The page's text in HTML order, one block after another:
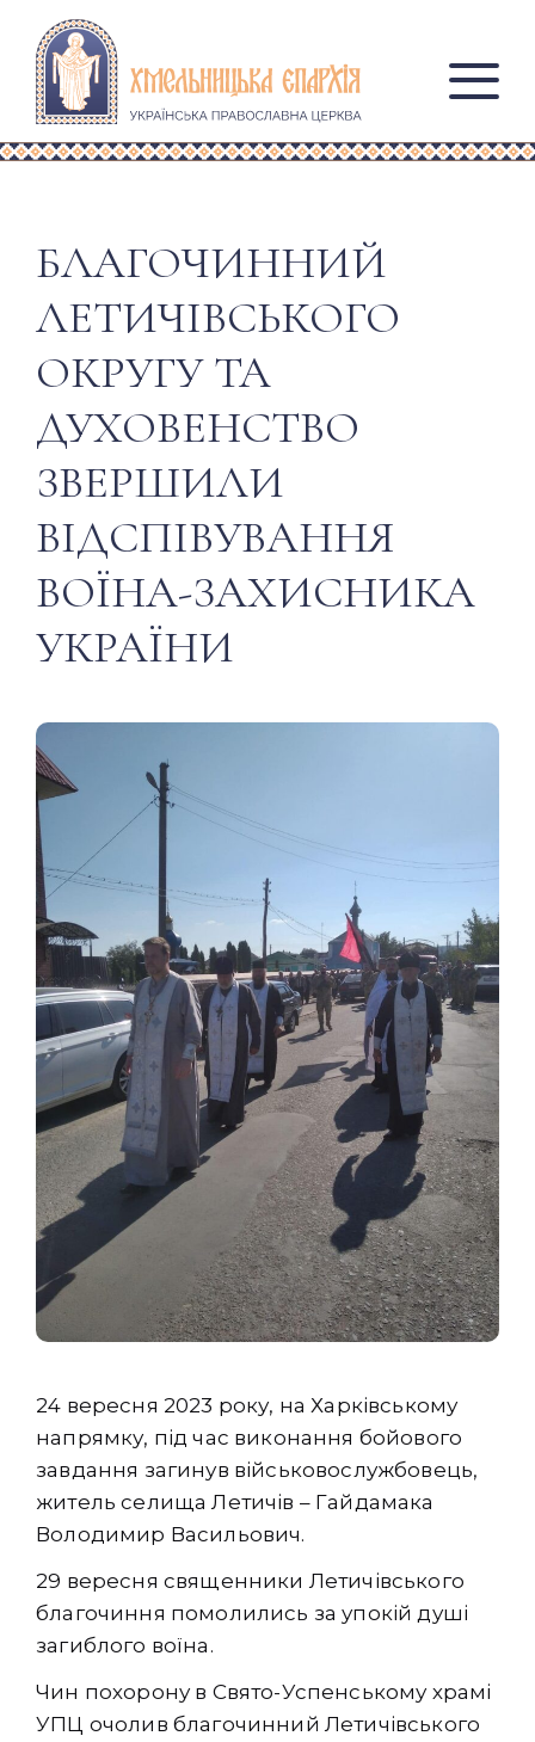
БЛАГОЧИННИЙ
ЛЕТИЧІВСЬКОГО
ОКРУГУ ТА
ДУХОВЕНСТВО
ЗВЕРШИЛИ
ВІДСПІВУВАННЯ
ВОЇНА-ЗАХИСНИКА
УКРАЇНИ
24 вересня 2023 року, на Харківському
напрямку, під час виконання бойового
завдання загинув військовослужбовець,
житель селища Летичів – Гайдамака
Володимир Васильович.
29 вересня священники Летичівського
благочиння помолились за упокій душі
загиблого воїна.
Чин похорону в Свято-Успенському храмі
УПЦ очолив благочинний Летичівського